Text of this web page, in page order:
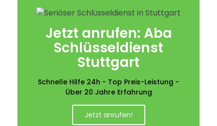
Jetzt anrufen: Aba
Schlüsseldienst
Stuttgart
Schnelle Hilfe 24h - Top Preis-Leistung -
Über 20 Jahre Erfahrung
Jetzt anrufen!